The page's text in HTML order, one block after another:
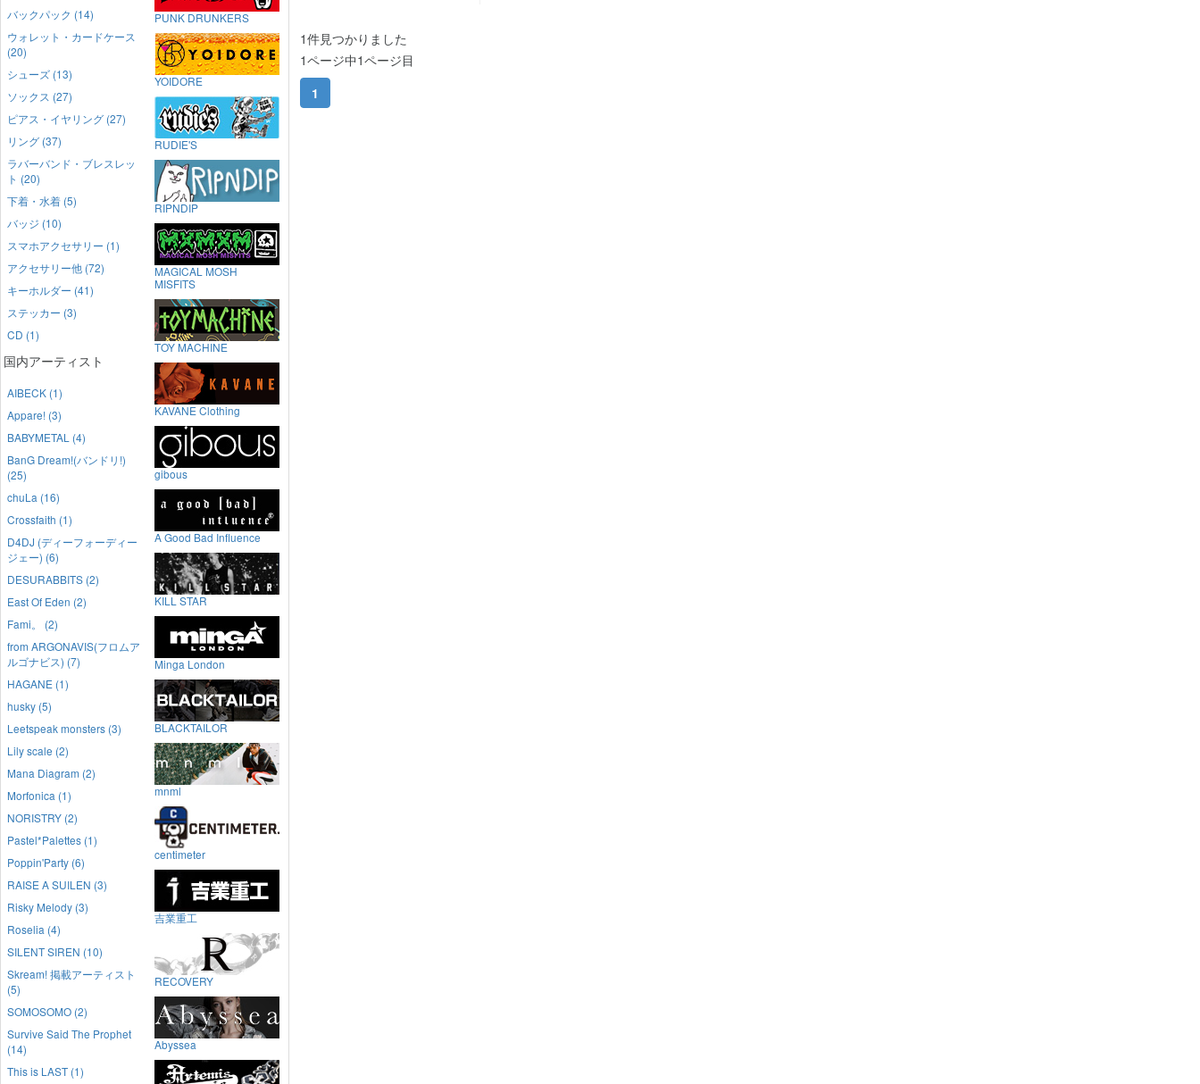
1件見つかりました
1ページ中1ページ目
1
バックパック (14)
ウォレット・カードケース
(20)
シューズ (13)
ソックス (27)
ピアス・イヤリング (27)
リング (37)
ラバーバンド・ブレスレッ
ト (20)
下着・水着 (5)
バッジ (10)
スマホアクセサリー (1)
アクセサリー他 (72)
キーホルダー (41)
ステッカー (3)
CD (1)
国内アーティスト
AIBECK (1)
Appare! (3)
BABYMETAL (4)
BanG Dream!(バンドリ!)
(25)
chuLa (16)
Crossfaith (1)
D4DJ (ディーフォーディー
ジェー) (6)
DESURABBITS (2)
East Of Eden (2)
Fami。 (2)
from ARGONAVIS(フロムア
ルゴナビス) (7)
HAGANE (1)
husky (5)
Leetspeak monsters (3)
Lily scale (2)
Mana Diagram (2)
Morfonica (1)
NORISTRY (2)
Pastel*Palettes (1)
Poppin'Party (6)
RAISE A SUILEN (3)
Risky Melody (3)
Roselia (4)
SILENT SIREN (10)
Skream! 掲載アーティスト
(5)
SOMOSOMO (2)
Survive Said The Prophet
(14)
This is LAST (1)
PUNK DRUNKERS
YOIDORE
RUDIE'S
RIPNDIP
MAGICAL MOSH
MISFITS
TOY MACHINE
KAVANE Clothing
gibous
A Good Bad Influence
KILL STAR
Minga London
BLACKTAILOR
mnml
centimeter
吉業重工
RECOVERY
Abyssea